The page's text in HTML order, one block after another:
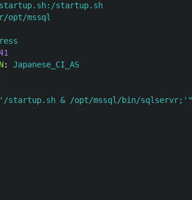
startup.sh
opt/mssql
:
Japanese_CI_AS
'/startup.sh & /opt/mssql/bin/sqlservr;'"